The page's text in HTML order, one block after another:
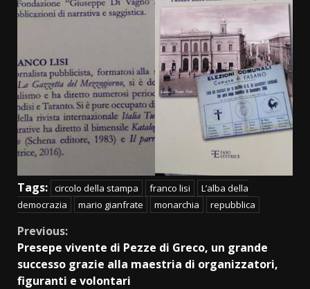
Tags: circolo della stampa franco lisi
L’alba della
democrazia
mario gianfrate monarchia repubblica
Continue
Reading
Previous:
Presepe vivente di Pezze di Greco, un grande
successo grazie alla maestria di organizzatori,
figuranti e volontari